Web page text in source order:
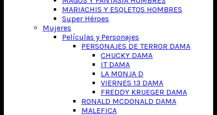
MARIACHIS Y ESQLETOS HOMBRES
Super Héroes
Mujeres
Películas y Personajes
PERSONAJES DE TERROR DAMA
CHUCKY DAMA
IT DAMA
LA MONJA D
VIERNES 13 DAMA
FREDDY KRUEGER DAMA
RONALD MCDONALD DAMA
MALEFICA